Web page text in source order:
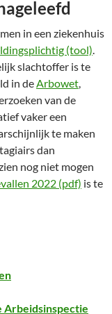
in een ziekenhuis
(tool).
slachtoffer is te
in deArbowet,
van de
vaker een
te maken
dan
nog niet mogen
2022 (pdf) is te
Arbeidsinspectie